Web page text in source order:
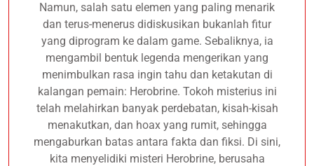
Namun, salah satu elemen yang paling menarik
dan terus-menerus didiskusikan bukanlah fitur
yang diprogram ke dalam game. Sebaliknya, ia
mengambil bentuk legenda mengerikan yang
menimbulkan rasa ingin tahu dan ketakutan di
kalangan pemain: Herobrine. Tokoh misterius ini
telah melahirkan banyak perdebatan, kisah-kisah
menakutkan, dan hoax yang rumit, sehingga
mengaburkan batas antara fakta dan fiksi. Di sini,
kita menyelidiki misteri Herobrine, berusaha